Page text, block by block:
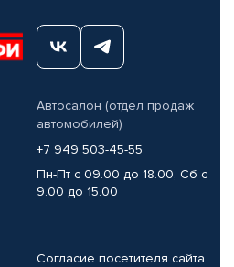
Автосалон (отдел продаж
автомобилей)
+7 949 503-45-55
Пн-Пт с 09.00 до 18.00, Сб с
9.00 до 15.00
Согласие посетителя сайта